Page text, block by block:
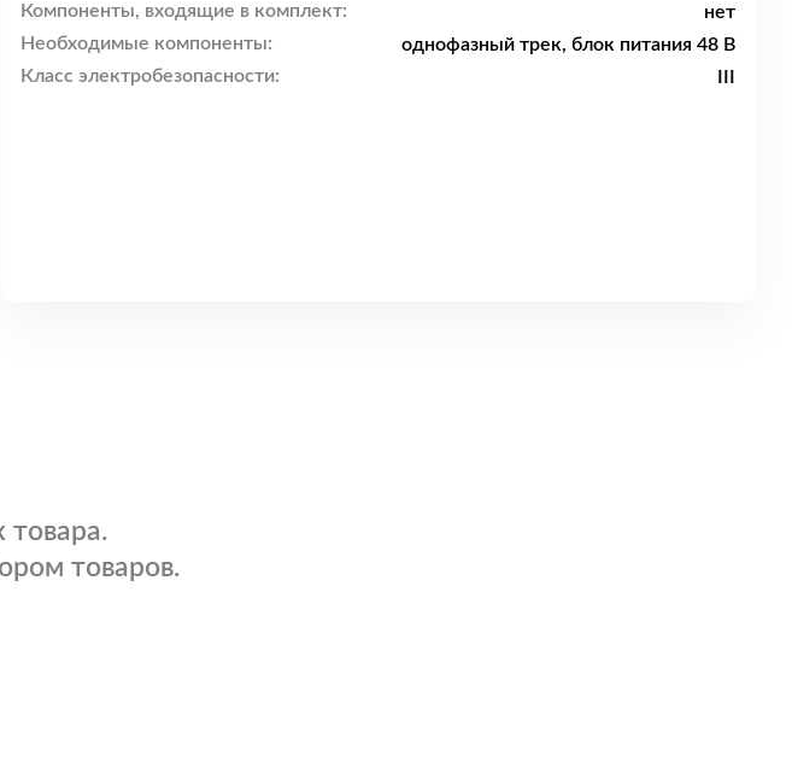
Компоненты, входящие в комплект:
нет
Необходимые компоненты:
однофазный трек, блок питания 48 В
Класс электробезопасности:
III
товара.
товаров.